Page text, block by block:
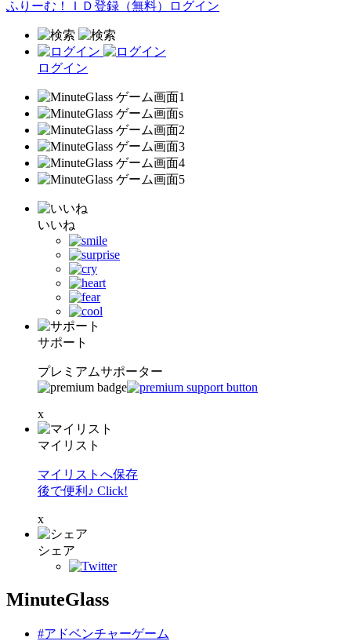
ふりーむ！ＩＤ登録（無料） ログイン
ログイン
いいね
サポート
プレミアムサポーター
x
マイリスト
マイリストへ保存
後で便利♪ Click!
x
シェア
MinuteGlass
#アドベンチャーゲーム